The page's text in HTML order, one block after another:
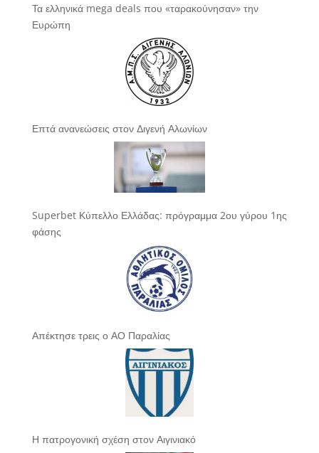
Τα ελληνικά mega deals που «ταρακούνησαν» την
Ευρώπη
Επτά ανανεώσεις στον Διγενή Αλωνίων
Superbet Κύπελλο Ελλάδας: πρόγραμμα 2ου γύρου 1ης
φάσης
Απέκτησε τρεις ο ΑΟ Παραλίας
Η πατρογονική σχέση στον Αιγινιακό